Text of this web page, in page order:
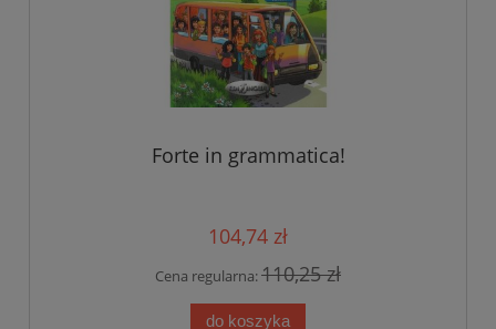
Forte in grammatica!
104,74 zł
Cena regularna:110,25 zł
do koszyka